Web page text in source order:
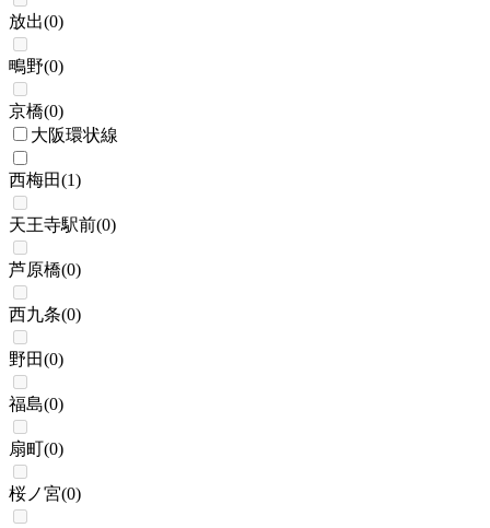
放出(0)
鴫野(0)
京橋(0)
大阪環状線
西梅田(1)
天王寺駅前(0)
芦原橋(0)
西九条(0)
野田(0)
福島(0)
扇町(0)
桜ノ宮(0)